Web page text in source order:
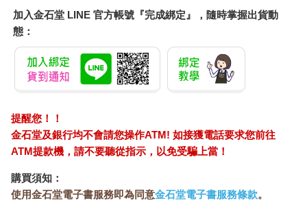
加入金石堂 LINE 官方帳號『完成綁定』，隨時掌握出貨動
態：
提醒您！！
金石堂及銀行均不會請您操作ATM! 如接獲電話要求您前往
ATM提款機，請不要聽從指示，以免受騙上當！
購買須知：
使用金石堂電子書服務即為同意金石堂電子書服務條款。